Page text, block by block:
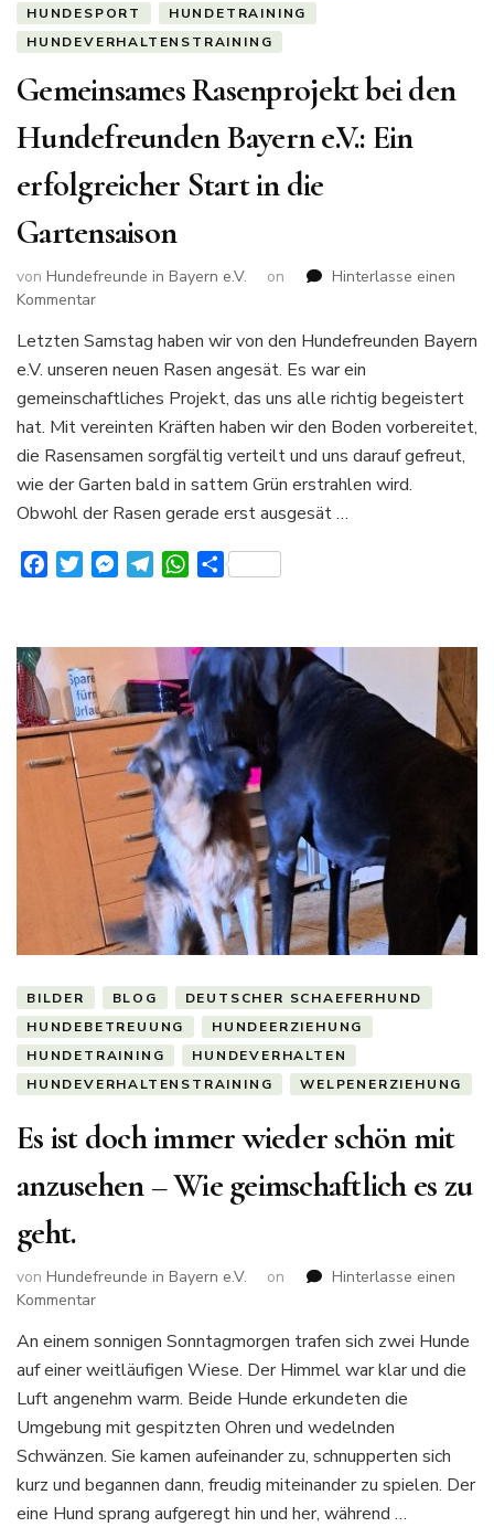
HUNDESPORT
HUNDETRAINING
HUNDEVERHALTENSTRAINING
Gemeinsames Rasenprojekt bei den
Hundefreunden Bayern e.V.: Ein
erfolgreicher Start in die
Gartensaison
von Hundefreunde in Bayern e.V. on
Hinterlasse einen
Kommentarzu
Rasenprojekt
bei
den
Hundefreunden
Bayern
e.V.:
Ein
erfolgreicher
in
die
Letzten Samstag haben wir von den Hundefreunden Bayern
e.V. unseren neuen Rasen angesät. Es war ein
gemeinschaftliches Projekt, das uns alle richtig begeistert
hat. Mit vereinten Kräften haben wir den Boden vorbereitet,
die Rasensamen sorgfältig verteilt und uns darauf gefreut,
wie der Garten bald in sattem Grün erstrahlen wird.
Obwohl der Rasen gerade erst ausgesät …
FacebookTwitterMessenger
TelegramWhatsApp
Teilen
BILDER BLOG
DEUTSCHER SCHAEFERHUND
HUNDEBETREUUNG
HUNDEERZIEHUNG
HUNDETRAINING
HUNDEVERHALTEN
HUNDEVERHALTENSTRAINING
WELPENERZIEHUNG
Es ist doch immer wieder schön mit
anzusehen – Wie geimschaftlich es zu
geht.
von Hundefreunde in Bayern e.V. on
Hinterlasse einen
Kommentarzu
ist
doch
immer
schön
mit
anzusehen
–
An einem sonnigen Sonntagmorgen trafen sich zwei Hunde
auf einer weitläufigen Wiese. Der Himmel war klar und die
Luft angenehm warm. Beide Hunde erkundeten die
Umgebung mit gespitzten Ohren und wedelnden
Schwänzen. Sie kamen aufeinander zu, schnupperten sich
kurz und begannen dann, freudig miteinander zu spielen. Der
eine Hund sprang aufgeregt hin und her, während …